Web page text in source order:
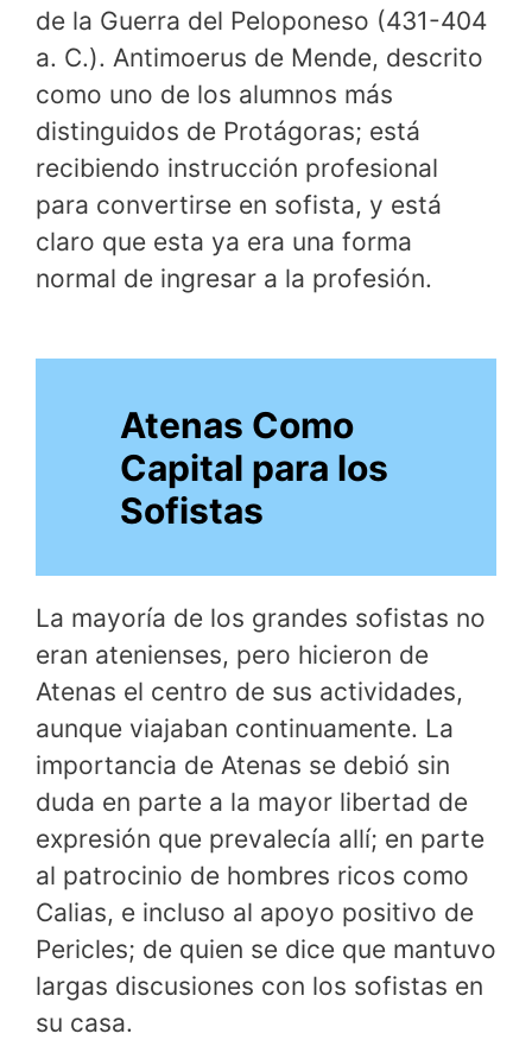
de la Guerra del Peloponeso (431-404
a. C.). Antimoerus de Mende, descrito
como uno de los alumnos más
distinguidos de Protágoras; está
recibiendo instrucción profesional
para convertirse en sofista, y está
claro que esta ya era una forma
normal de ingresar a la profesión.
Atenas Como
Capital para los
Sofistas
La mayoría de los grandes sofistas no
eran atenienses, pero hicieron de
Atenas el centro de sus actividades,
aunque viajaban continuamente. La
importancia de Atenas se debió sin
duda en parte a la mayor libertad de
expresión que prevalecía allí; en parte
al patrocinio de hombres ricos como
Calias, e incluso al apoyo positivo de
Pericles; de quien se dice que mantuvo
largas discusiones con los sofistas en
su casa.